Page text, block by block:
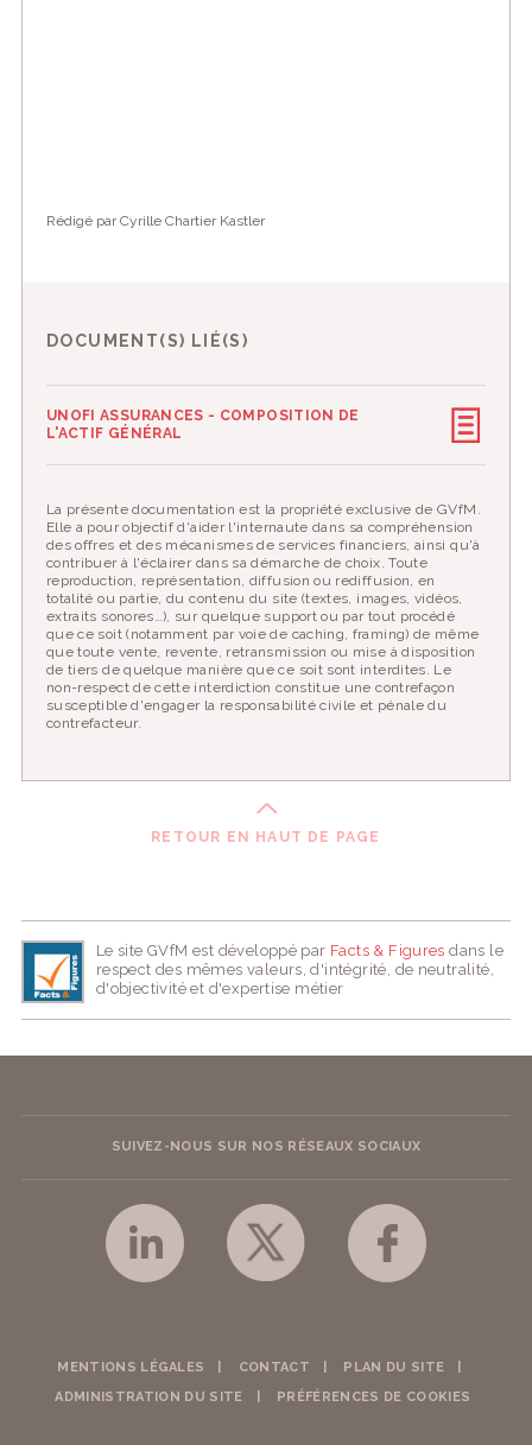
Rédigé par Cyrille Chartier Kastler
DOCUMENT(S) LIÉ(S)
UNOFI ASSURANCES - COMPOSITION DE
L'ACTIF GÉNÉRAL
La présente documentation est la propriété exclusive de GVfM.
Elle a pour objectif d'aider l'internaute dans sa compréhension
des offres et des mécanismes de services financiers, ainsi qu'à
contribuer à l'éclairer dans sa démarche de choix. Toute
reproduction, représentation, diffusion ou rediffusion, en
totalité ou partie, du contenu du site (textes, images, vidéos,
extraits sonores…), sur quelque support ou par tout procédé
que ce soit (notamment par voie de caching, framing) de même
que toute vente, revente, retransmission ou mise à disposition
de tiers de quelque manière que ce soit sont interdites. Le
non-respect de cette interdiction constitue une contrefaçon
susceptible d'engager la responsabilité civile et pénale du
contrefacteur.
RETOUR EN HAUT DE PAGE
Le site GVfM est développé par Facts & Figures dans le
respect des mêmes valeurs, d'intégrité, de neutralité,
d'objectivité et d'expertise métier
SUIVEZ-NOUS SUR NOS RÉSEAUX SOCIAUX
MENTIONS LÉGALES CONTACT
PLAN DU SITE
ADMINISTRATION DU SITE
PRÉFÉRENCES DE COOKIES